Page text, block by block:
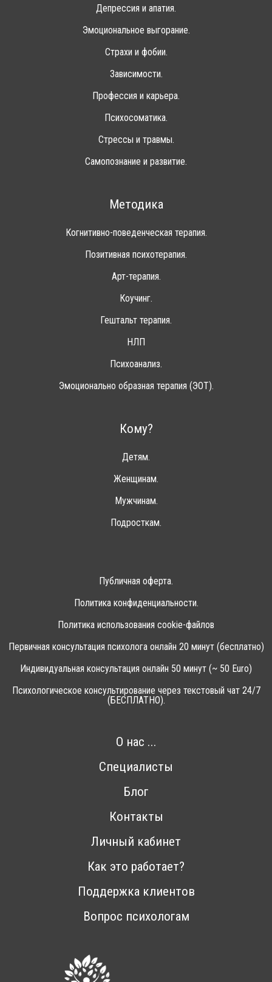
Депрессия и апатия.
Эмоциональное выгорание.
Страхи и фобии.
Зависимости.
Профессия и карьера.
Психосоматика.
Стрессы и травмы.
Самопознание и развитие.
Методика
Когнитивно-поведенческая терапия.
Позитивная психотерапия.
Арт-терапия.
Коучинг.
Гештальт терапия.
НЛП
Психоанализ.
Эмоционально образная терапия (ЭОТ).
Кому?
Детям.
Женщинам.
Мужчинам.
Подросткам.
Публичная оферта.
Политика конфиденциальности.
Политика использования cookie-файлов
Первичная консультация психолога онлайн 20 минут (бесплатно)
Индивидуальная консультация онлайн 50 минут (~ 50 Euro)
Психологическое консультирование через текстовый чат 24/7
(БЕСПЛАТНО).
О нас ...
Специалисты
Блог
Контакты
Личный кабинет
Как это работает?
Поддержка клиентов
Вопрос психологам